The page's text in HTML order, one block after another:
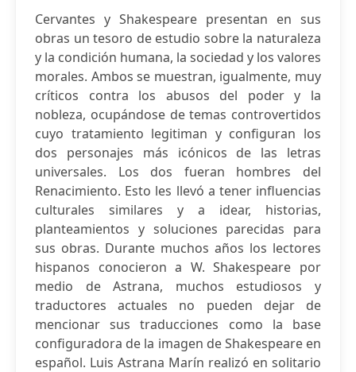
Cervantes y Shakespeare presentan en sus
obras un tesoro de estudio sobre la naturaleza
y la condición humana, la sociedad y los valores
morales. Ambos se muestran, igualmente, muy
críticos contra los abusos del poder y la
nobleza, ocupándose de temas controvertidos
cuyo tratamiento legitiman y configuran los
dos personajes más icónicos de las letras
universales. Los dos fueran hombres del
Renacimiento. Esto les llevó a tener influencias
culturales similares y a idear, historias,
planteamientos y soluciones parecidas para
sus obras. Durante muchos años los lectores
hispanos conocieron a W. Shakespeare por
medio de Astrana, muchos estudiosos y
traductores actuales no pueden dejar de
mencionar sus traducciones como la base
configuradora de la imagen de Shakespeare en
español. Luis Astrana Marín realizó en solitario